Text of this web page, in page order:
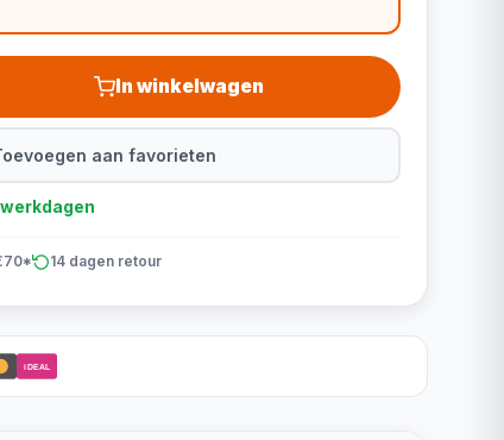
In winkelwagen
aan favorieten
14 dagen retour
iDEAL